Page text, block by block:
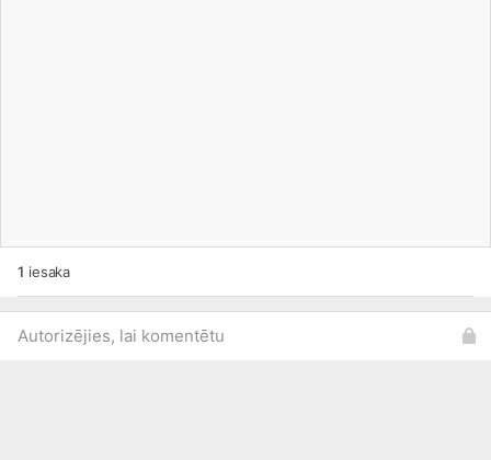
1 iesaka
Autorizējies, lai komentētu